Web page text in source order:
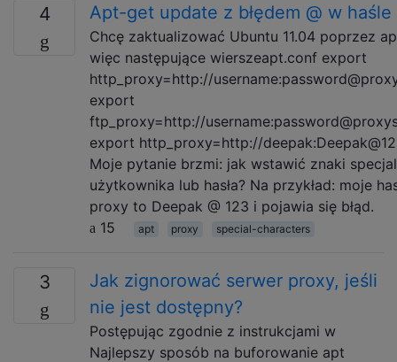
4 Apt-get update z błędem @ w haśle
Chcę zaktualizować Ubuntu 11.04 poprzez
więc następujące wierszeapt.conf export
http_proxy=http://
export
ftp_proxy=http://
export http_proxy=http://
Moje pytanie brzmi: jak wstawić znaki
użytkownika lub hasła? Na przykład: moje
proxy to Deepak @ 123 i pojawia się błąd.
15
apt proxy special-characters
3
Jak zignorować serwer proxy, jeśli
nie jest dostępny?
Postępując zgodnie z instrukcjami w
Najlepszy sposób na buforowanie apt